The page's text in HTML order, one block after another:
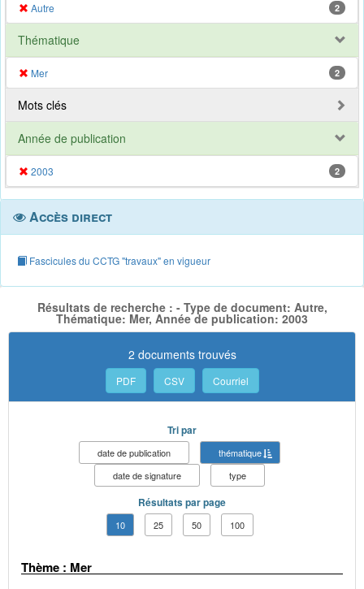
Autre 2
Thématique
Mer 2
Mots clés
Année de publication
2003 2
Accès direct
Fascicules du CCTG "travaux" en vigueur
Résultats de recherche : - Type de document: Autre,
Thématique: Mer, Année de publication: 2003
2 documents trouvés
PDF CSV Courriel
Tri par
date de publication
thématique
date de signature
type
Résultats par page
10 25 50 100
Thème : Mer